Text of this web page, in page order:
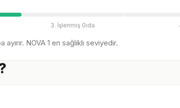
3. İşlenmiş Gıda
NOVA 1 en sağlıklı seviyedir.